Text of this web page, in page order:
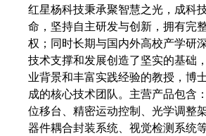
红星杨科技秉承聚智慧之光，成科
命，坚持自主研发与创新，拥有完
权；同时长期与国内外高校产学研
技术支撑和发展创造了坚实的基础
业背景和丰富实践经验的教授，博
成的核心技术团队。主营产品包含
位移台、精密运动控制、光学调整
器件耦合封装系统、视觉检测系统等